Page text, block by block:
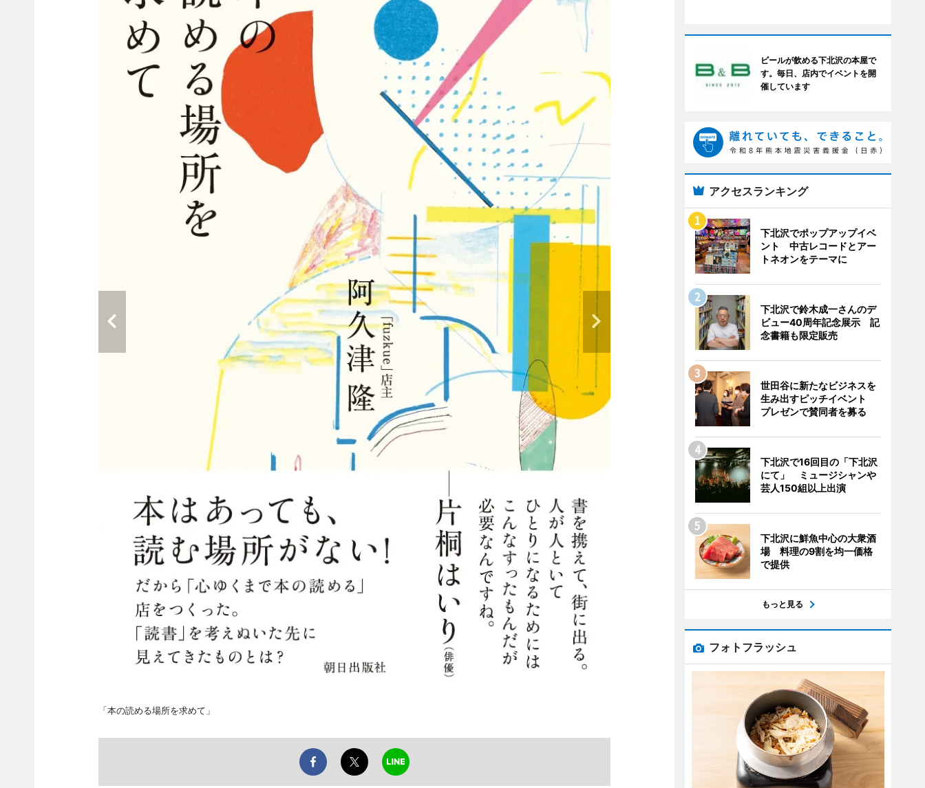
「本の読める場所を求めて」
ビールが飲める下北沢の本屋で
す。毎日、店内でイベントを開
催しています
アクセスランキング
下北沢でポップアップイベ
ント 中古レコードとアー
トネオンをテーマに
下北沢で鈴木成一さんのデ
ビュー40周年記念展示 記
念書籍も限定販売
世田谷に新たなビジネスを
生み出すピッチイベント
プレゼンで賛同者を募る
下北沢で16回目の「下北沢
にて」 ミュージシャンや
芸人150組以上出演
下北沢に鮮魚中心の大衆酒
場 料理の9割を均一価格
で提供
もっと見る
フォトフラッシュ